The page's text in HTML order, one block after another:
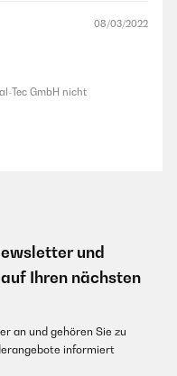
08/03/2022
Tec GmbH nicht
und
Ihren nächsten
an und gehören Sie zu
informiert